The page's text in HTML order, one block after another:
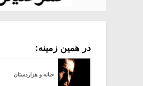
در همین زمینه:
حنانه و هزاردستان